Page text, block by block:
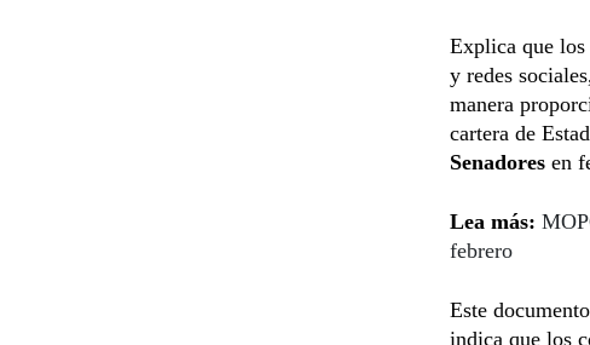
Explica que los
y redes
manera
cartera de
Senadores en
Lea más:
febrero
Este
indica que los